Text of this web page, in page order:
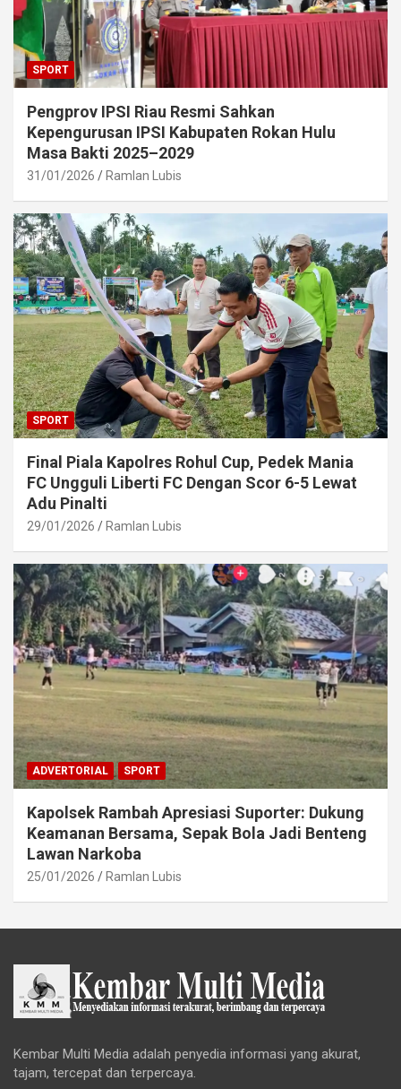
SPORT
Pengprov IPSI Riau Resmi Sahkan
Kepengurusan IPSI Kabupaten Rokan Hulu
Masa Bakti 2025–2029
31/01/2026 Ramlan Lubis
SPORT
Final Piala Kapolres Rohul Cup, Pedek Mania
FC Ungguli Liberti FC Dengan Scor 6-5 Lewat
Adu Pinalti
29/01/2026 Ramlan Lubis
ADVERTORIAL SPORT
Kapolsek Rambah Apresiasi Suporter: Dukung
Keamanan Bersama, Sepak Bola Jadi Benteng
Lawan Narkoba
25/01/2026 Ramlan Lubis
Kembar Multi Media adalah penyedia informasi yang akurat,
tajam, tercepat dan terpercaya.